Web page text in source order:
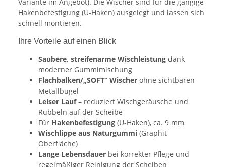
Hakenbefestigung (U-Haken) ausgelegt und lassen sich
schnell montieren.
Ihre Vorteile auf einen Blick
Saubere, streifenarme Wischleistung dank
moderner Gummimischung
Flachbalken/„SOFT“ Wischer ohne sichtbaren
Metallbügel
Leiser Lauf– reduziert Wischgeräusche und
Rubbeln auf der Scheibe
Für Hakenbefestigung (U-Haken), ca. 9 mm
Wischlippe aus Naturgummi (Graphit-
Oberfläche)
Lange Lebensdauer bei korrekter Pflege und
regelmäßiger Reinigung der Scheiben